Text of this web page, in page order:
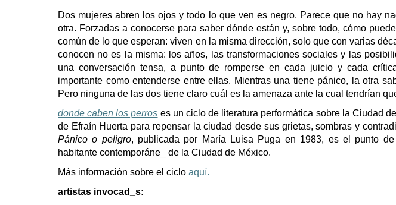
Dos mujeres abren los ojos y todo lo que ven es negro. Parece que no hay
otra. Forzadas a conocerse para saber dónde están y, sobre todo, cómo
común de lo que esperan: viven en la misma dirección, solo que con varias
conocen no es la misma: los años, las transformaciones sociales y las
una conversación tensa, a punto de romperse en cada juicio y cada
importante como entenderse entre ellas. Mientras una tiene pánico, la otra
Pero ninguna de las dos tiene claro cuál es la amenaza ante la cual tendrían
donde caben los perros es un ciclo de literatura performática sobre la Ciudad
de Efraín Huerta para repensar la ciudad desde sus grietas, sombras y
Pánico o peligro, publicada por María Luisa Puga en 1983, es el punto
habitante contemporáne_ de la Ciudad de México.
Más información sobre el ciclo aquí.
artistas invocad_s: